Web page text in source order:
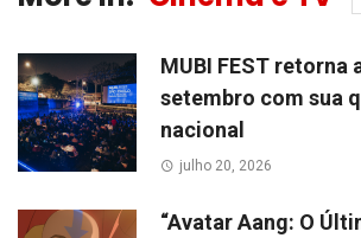
MUBI FEST retorna
setembro com sua
nacional
julho 20, 2026
“Avatar Aang: O